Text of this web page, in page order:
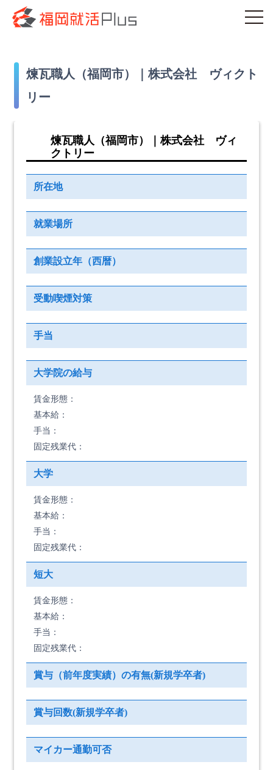
煉瓦職人（福岡市）｜株式会社 ヴィクト
リー
煉瓦職人（福岡市）｜株式会社 ヴィ
クトリー
所在地
就業場所
創業設立年（西暦）
受動喫煙対策
手当
大学院の給与
賃金形態：
基本給：
手当：
固定残業代：
大学
賃金形態：
基本給：
手当：
固定残業代：
短大
賃金形態：
基本給：
手当：
固定残業代：
賞与（前年度実績）の有無(新規学卒者)
賞与回数(新規学卒者)
マイカー通勤可否